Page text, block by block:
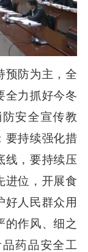
防为主，全
全力抓好今冬
安全宣传教
要持续强化措
线，要持续压
进位，开展食
好人民群众用
的作风、细之
药品安全工